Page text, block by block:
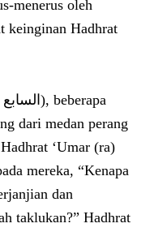
menerus oleh
keinginan Hadhrat
dari medan perang
‘Umar (ra)
mereka, “Kenapa
dan
taklukan?” Hadhrat